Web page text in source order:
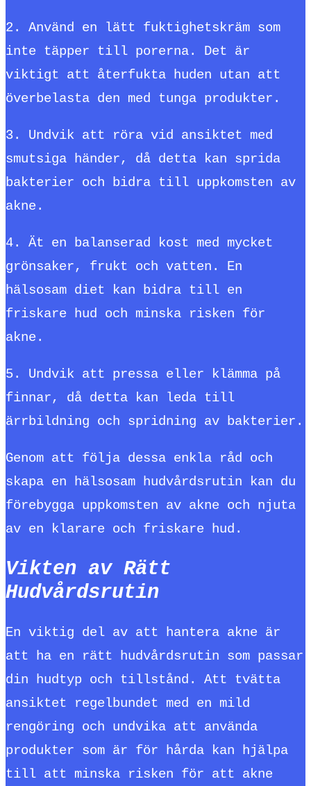
2. Använd en lätt fuktighetskräm som
inte täpper till porerna. Det är
viktigt att återfukta huden utan att
överbelasta den med tunga produkter.
3. Undvik att röra vid ansiktet med
smutsiga händer, då detta kan sprida
bakterier och bidra till uppkomsten av
akne.
4. Ät en balanserad kost med mycket
grönsaker, frukt och vatten. En
hälsosam diet kan bidra till en
friskare hud och minska risken för
akne.
5. Undvik att pressa eller klämma på
finnar, då detta kan leda till
ärrbildning och spridning av bakterier.
Genom att följa dessa enkla råd och
skapa en hälsosam hudvårdsrutin kan du
förebygga uppkomsten av akne och njuta
av en klarare och friskare hud.
Vikten av Rätt
Hudvårdsrutin
En viktig del av att hantera akne är
att ha en rätt hudvårdsrutin som passar
din hudtyp och tillstånd. Att tvätta
ansiktet regelbundet med en mild
rengöring och undvika att använda
produkter som är för hårda kan hjälpa
till att minska risken för att akne